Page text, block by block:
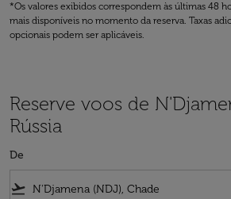
*Os valores exibidos correspondem às últimas 48
mais disponíveis no momento da reserva. Taxas
opcionais podem ser aplicáveis.
Reserve voos de
Rússia
De
flight_takeoff